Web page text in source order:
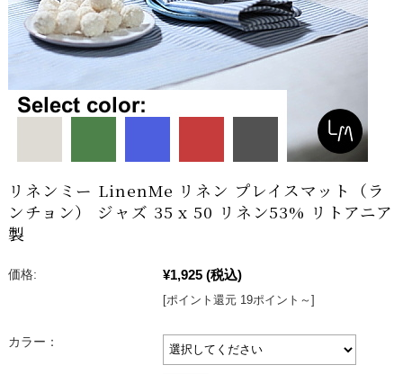
リネンミー LinenMe リネン プレイスマット（ラ
ンチョン） ジャズ 35 x 50 リネン53% リトアニア
製
価格: ¥1,925 (税込)
[ポイント還元 19ポイント～]
カラー：